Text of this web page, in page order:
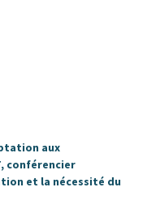
aux
conférencier
et la nécessité du